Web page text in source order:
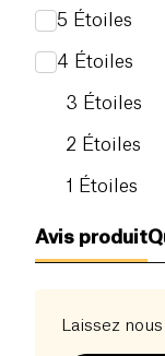
5 Étoiles
4 Étoiles
3 Étoiles
2 Étoiles
1 Étoiles
Avis produit
Laissez